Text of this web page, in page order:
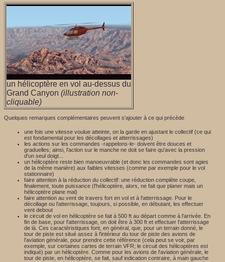
un hélicoptère en vol au-dessus du
Grand Canyon (illustration non-
cliquable)
Quelques remarques complémentaires peuvent s'ajouter à ce qui précède
une fois une vitesse voulue atteinte, on la garde en ajustant le collectif (ce qui
est fondamental pour les décollages et atterrissages)
les actions sur les commandes -rappelons-le- doivent être douces et
graduelles; ainsi, l'action sur le manche ne doit se faire qu'avec la pression
d'un seul doigt...
un hélicoptère reste bien manoeuvrable (et donc les commandes sont agies
de la même manière) aux faibles vitesses (comme par exemple pour le vol
stationnaire)
faire attention à la réduction du collectif: une réduction complète coupe,
finalement, toute puissance (l'hélicoptère, alors, ne fait que planer mais un
hélicoptère plane mal)
faire attention au vent de travers fort en vol et à l'atterrissage. Pour le
décollage ou l'atterrissage, toujours, si possible, en débutant, les effectuer
vent debout
le circuit de vol en hélicoptère se fait à 500 ft au départ comme à l'arrivée. En
fin de base, pour l'atterrissage, on doit être à 300 ft et effectuer l'atterrissage
de là. Ces caractéristiques font, en général, que, pour un terrain donné, le
tour de piste est situé assez à l'intérieur du tour de piste des avions de
l'aviation générale, pour prendre cette référence (cela peut se voir, par
exemple, sur certaines cartes de terrain VFR; le circuit des hélicoptères est
indiqué) par un hélicoptère. Comme pour les avions de l'aviation générale, le
tour de piste, en hélicoptère, se fait, sauf indication contraire, à main gauche